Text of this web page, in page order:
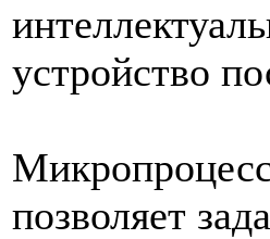
устройство
позволяет